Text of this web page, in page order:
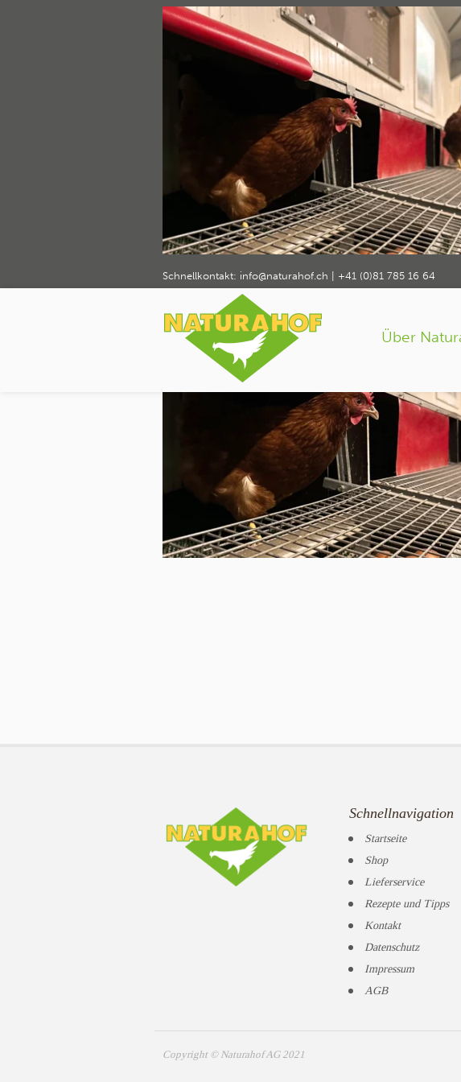
Schnellkontakt: info@naturahof.ch +41 (0)81 785 16 64
Über
Schnellnavigation
Startseite
Shop
Lieferservice
Rezepte und Tipps
Kontakt
Datenschutz
Impressum
AGB
Copyright © Naturahof AG 2021